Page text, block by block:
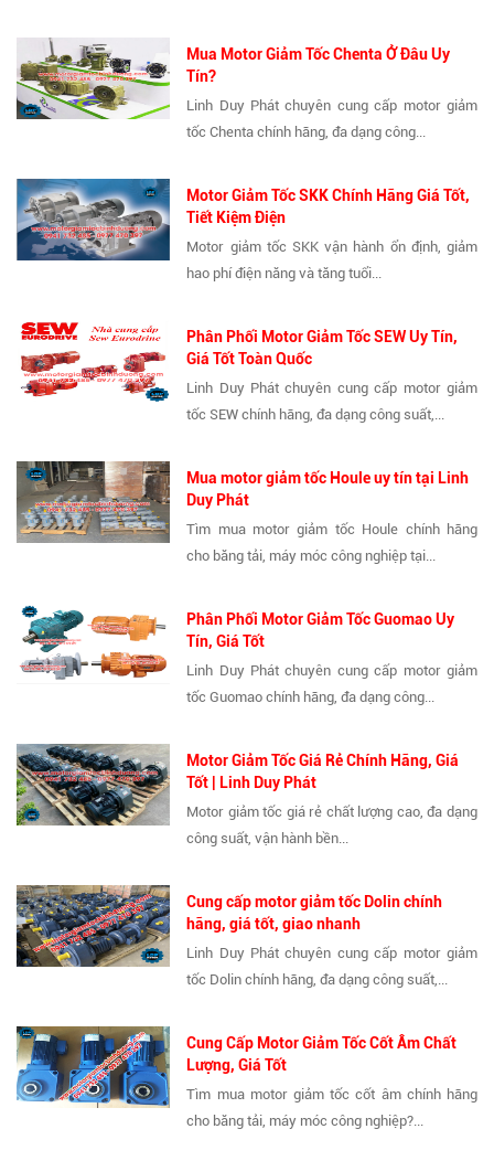
Mua Motor Giảm Tốc Chenta Ở Đâu Uy
Tín?
Linh Duy Phát chuyên cung cấp motor giảm
tốc Chenta chính hãng, đa dạng công...
Motor Giảm Tốc SKK Chính Hãng Giá Tốt,
Tiết Kiệm Điện
Motor giảm tốc SKK vận hành ổn định, giảm
hao phí điện năng và tăng tuổi...
Phân Phối Motor Giảm Tốc SEW Uy Tín,
Giá Tốt Toàn Quốc
Linh Duy Phát chuyên cung cấp motor giảm
tốc SEW chính hãng, đa dạng công suất,...
Mua motor giảm tốc Houle uy tín tại Linh
Duy Phát
Tìm mua motor giảm tốc Houle chính hãng
cho băng tải, máy móc công nghiệp tại...
Phân Phối Motor Giảm Tốc Guomao Uy
Tín, Giá Tốt
Linh Duy Phát chuyên cung cấp motor giảm
tốc Guomao chính hãng, đa dạng công...
Motor Giảm Tốc Giá Rẻ Chính Hãng, Giá
Tốt | Linh Duy Phát
Motor giảm tốc giá rẻ chất lượng cao, đa dạng
công suất, vận hành bền...
Cung cấp motor giảm tốc Dolin chính
hãng, giá tốt, giao nhanh
Linh Duy Phát chuyên cung cấp motor giảm
tốc Dolin chính hãng, đa dạng công suất,...
Cung Cấp Motor Giảm Tốc Cốt Âm Chất
Lượng, Giá Tốt
Tìm mua motor giảm tốc cốt âm chính hãng
cho băng tải, máy móc công nghiệp?...